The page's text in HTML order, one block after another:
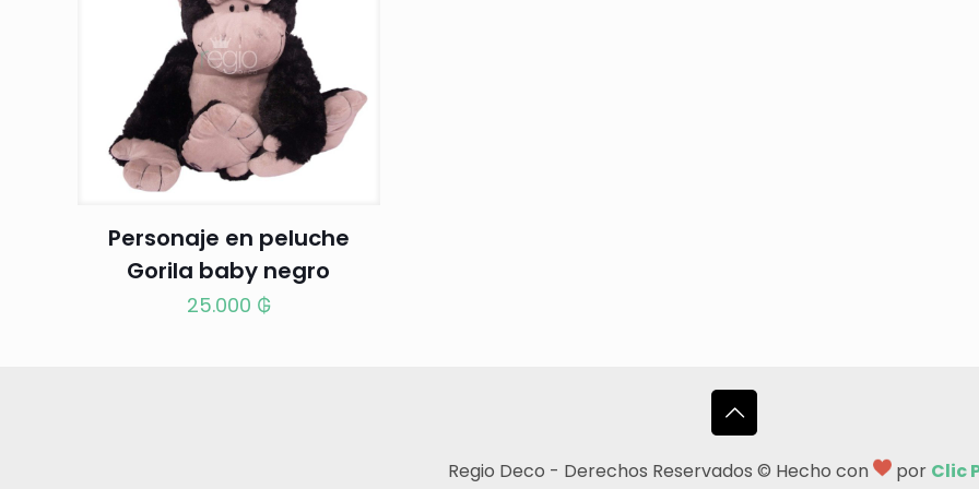
Personaje en peluche
Gorila baby negro
25.000 ₲
Regio Deco - Derechos Reservados © Hecho con por Clic